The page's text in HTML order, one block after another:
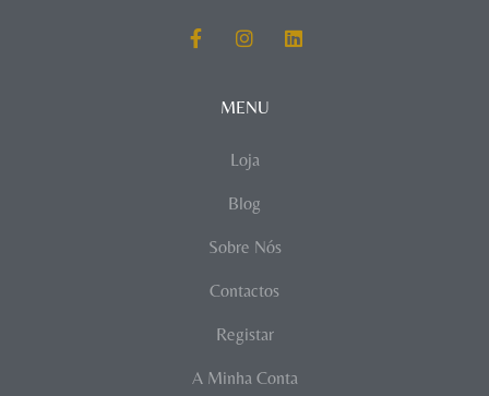
MENU
Loja
Blog
Sobre Nós
Contactos
Registar
A Minha Conta